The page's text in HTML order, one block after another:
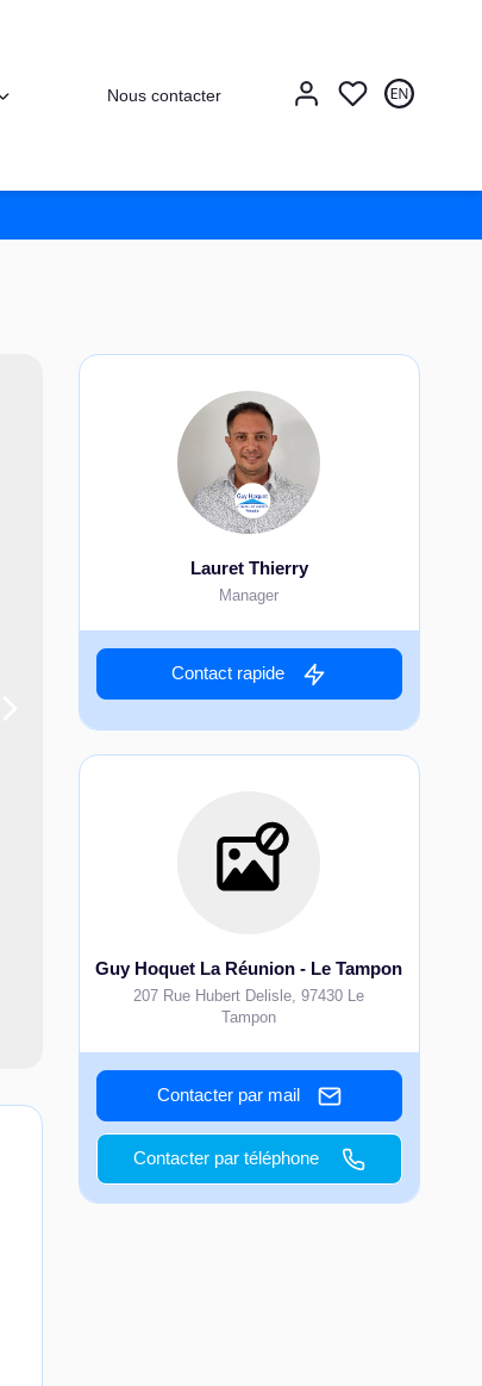
Nous contacter
Lauret Thierry
Manager
Contact rapide
Guy Hoquet La Réunion - Le Tampon
207 Rue Hubert Delisle,97430 Le
Tampon
Contacter par mail
Contacter par téléphone